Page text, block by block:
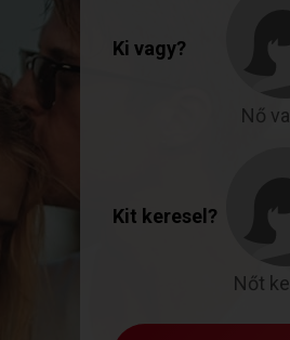
Ki vagy?
Nő
Kit keresel?
Nőt